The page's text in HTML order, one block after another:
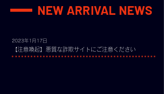
NEW ARRIVAL NEWS
2023年1月17日
【注意喚起】悪質な詐欺サイトにご注意ください